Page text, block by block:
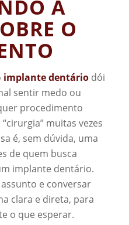
A
O
implante dentáriodói
sentir medo ou
procedimento
muitas vezes
é, sem dúvida, uma
de quem busca
implante dentário.
e conversar
clara e direta, para
o que esperar.